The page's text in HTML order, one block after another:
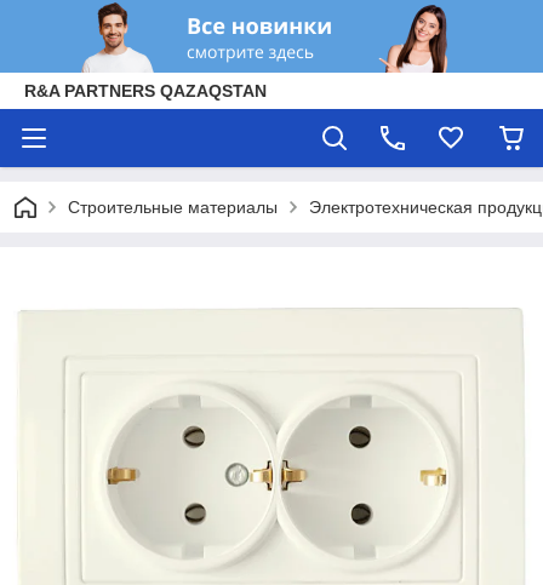
R&A PARTNERS QAZAQSTAN
Строительные материалы Электротехническая